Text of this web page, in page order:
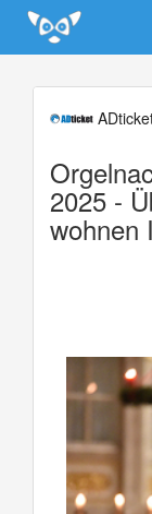
Update cookies
2025 -
wohnen